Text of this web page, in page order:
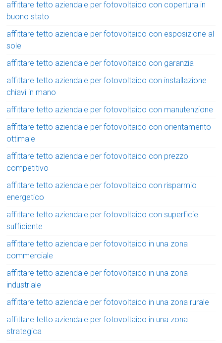
affittare tetto aziendale per fotovoltaico con copertura in
buono stato
affittare tetto aziendale per fotovoltaico con esposizione al
sole
affittare tetto aziendale per fotovoltaico con garanzia
affittare tetto aziendale per fotovoltaico con installazione
chiavi in mano
affittare tetto aziendale per fotovoltaico con manutenzione
affittare tetto aziendale per fotovoltaico con orientamento
ottimale
affittare tetto aziendale per fotovoltaico con prezzo
competitivo
affittare tetto aziendale per fotovoltaico con risparmio
energetico
affittare tetto aziendale per fotovoltaico con superficie
sufficiente
affittare tetto aziendale per fotovoltaico in una zona
commerciale
affittare tetto aziendale per fotovoltaico in una zona
industriale
affittare tetto aziendale per fotovoltaico in una zona rurale
affittare tetto aziendale per fotovoltaico in una zona
strategica